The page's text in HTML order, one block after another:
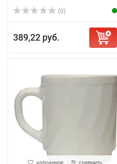
(0)
389,22 руб.